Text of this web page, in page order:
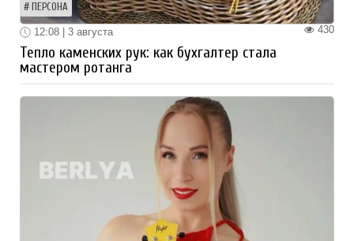
ПЕРСОНА
430
12:08 | 3 августа
Тепло каменских рук: как бухгалтер стала
мастером ротанга